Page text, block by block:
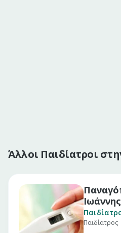
Άλλοι Παιδίατροι
Ιωάννης
Παιδίατρος